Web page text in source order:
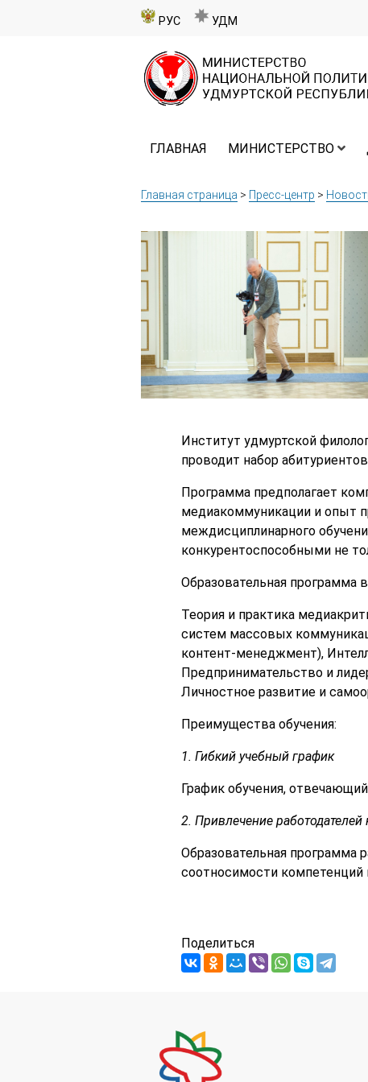
РУС УДМ
ГЛАВНАЯ МИНИСТЕРСТВО
Главная страница > Пресс-центр >
Институт удмуртской
проводит набор
Программа предполагает
медиакоммуникации и опыт
междисциплинарного
конкурентоспособными не
Образовательная
Теория и практика
систем массовых
контент-менеджмент),
Предпринимательство и
Личностное развитие и
Преимущества обучения:
1. Гибкий учебный график
График обучения,
2. Привлечение работодателей
Образовательная программа
соотносимости компетенций
Поделиться